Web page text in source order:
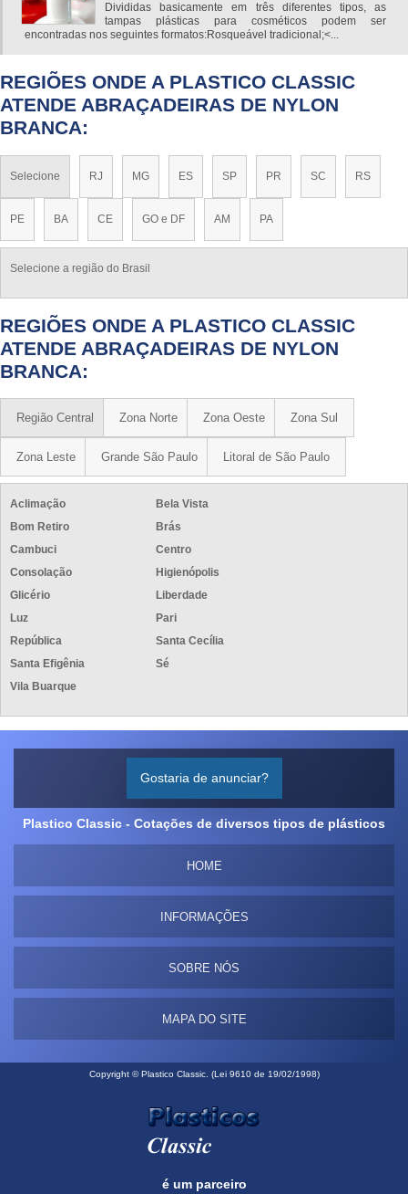
Divididas basicamente em três diferentes tipos, as
tampas plásticas para cosméticos podem ser
encontradas nos seguintes formatos:Rosqueável tradicional;<...
REGIÕES ONDE A PLASTICO CLASSIC
ATENDE ABRAÇADEIRAS DE NYLON
BRANCA:
Selecione RJ MG ES SP PR SC RS
PE BA CE GO e DF AM PA
Selecione a região do Brasil
REGIÕES ONDE A PLASTICO CLASSIC
ATENDE ABRAÇADEIRAS DE NYLON
BRANCA:
Região Central Zona Norte Zona Oeste Zona Sul
Zona Leste Grande São Paulo Litoral de São Paulo
Aclimação
Bela Vista
Bom Retiro
Brás
Cambuci
Centro
Consolação
Higienópolis
Glicério
Liberdade
Luz
Pari
República
Santa Cecília
Santa Efigênia
Sé
Vila Buarque
Gostaria de anunciar?
Plastico Classic - Cotações de diversos tipos de plásticos
HOME
INFORMAÇÕES
SOBRE NÓS
MAPA DO SITE
Copyright © Plastico Classic. (Lei 9610 de 19/02/1998)
é um parceiro